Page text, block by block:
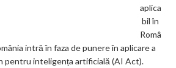
aplica
bil în
Româ
intră în faza de punere în aplicare a
pentru inteligența artificială (AI Act).